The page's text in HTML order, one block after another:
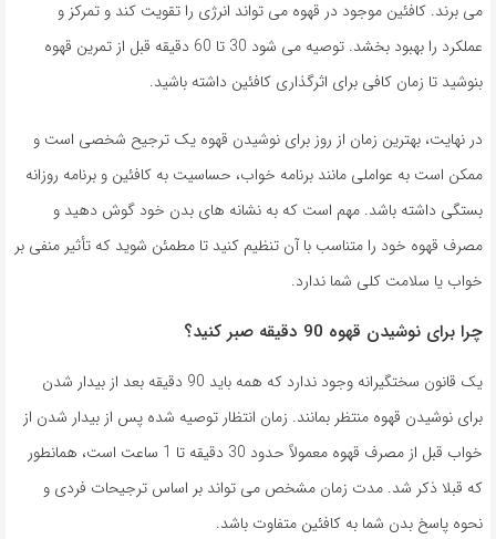
می برند. کافئین موجود در قهوه می تواند انرژی را تقویت کند و تمرکز و
عملکرد را بهبود بخشد. توصیه می شود 30 تا 60 دقیقه قبل از تمرین قهوه
بنوشید تا زمان کافی برای اثرگذاری کافئین داشته باشید.
در نهایت، بهترین زمان از روز برای نوشیدن قهوه یک ترجیح شخصی است و
ممکن است به عواملی مانند برنامه خواب، حساسیت به کافئین و برنامه روزانه
بستگی داشته باشد. مهم است که به نشانه های بدن خود گوش دهید و
مصرف قهوه خود را متناسب با آن تنظیم کنید تا مطمئن شوید که تأثیر منفی بر
خواب یا سلامت کلی شما ندارد.
چرا برای نوشیدن قهوه 90 دقیقه صبر کنید؟
یک قانون سختگیرانه وجود ندارد که همه باید 90 دقیقه بعد از بیدار شدن
برای نوشیدن قهوه منتظر بمانند. زمان انتظار توصیه شده پس از بیدار شدن از
خواب قبل از مصرف قهوه معمولاً حدود 30 دقیقه تا 1 ساعت است، همانطور
که قبلا ذکر شد. مدت زمان مشخص می تواند بر اساس ترجیحات فردی و
نحوه پاسخ بدن شما به کافئین متفاوت باشد.